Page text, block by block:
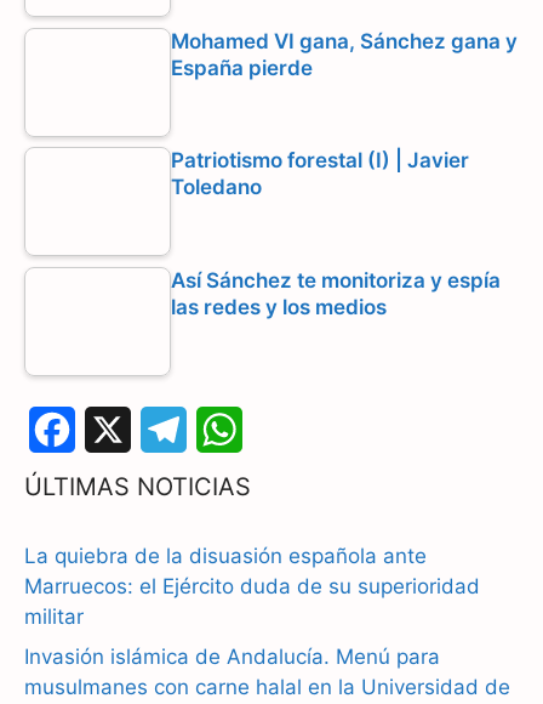
Mohamed VI gana, Sánchez gana y
España pierde
Patriotismo forestal (I) | Javier
Toledano
Así Sánchez te monitoriza y espía
las redes y los medios
a
e
b
o
e
e
r
h
t
A
ÚLTIMAS NOTICIAS
La quiebra de la disuasión española ante
Marruecos: el Ejército duda de su superioridad
militar
Invasión islámica de Andalucía. Menú para
musulmanes con carne halal en la Universidad de